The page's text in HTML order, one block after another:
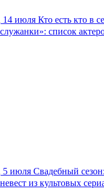
14 июля Кто есть кто в
служанки»: список
5 июля Свадебный
невест из культовых